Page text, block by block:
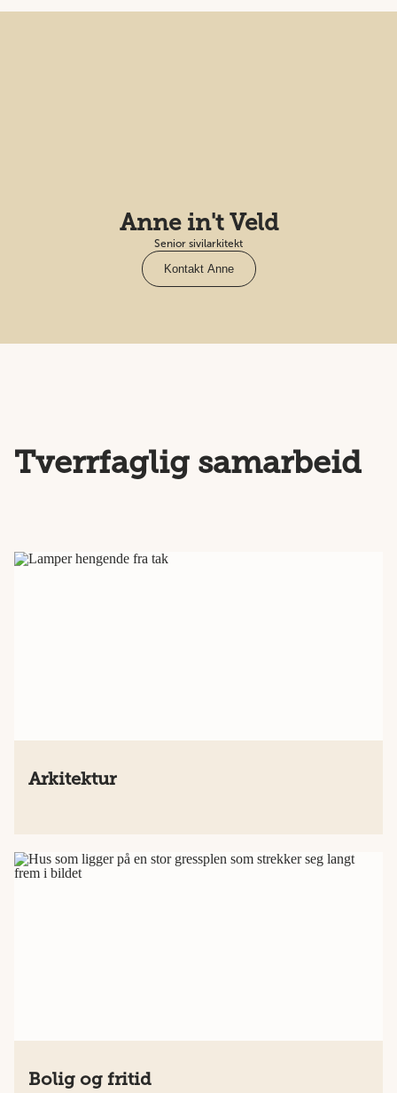
Anne in't Veld
Senior sivilarkitekt
Kontakt Anne
Tverrfaglig samarbeid
Arkitektur
Bolig og fritid